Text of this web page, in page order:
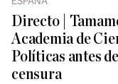
Directo |
Academia de
Políticas antes
censura